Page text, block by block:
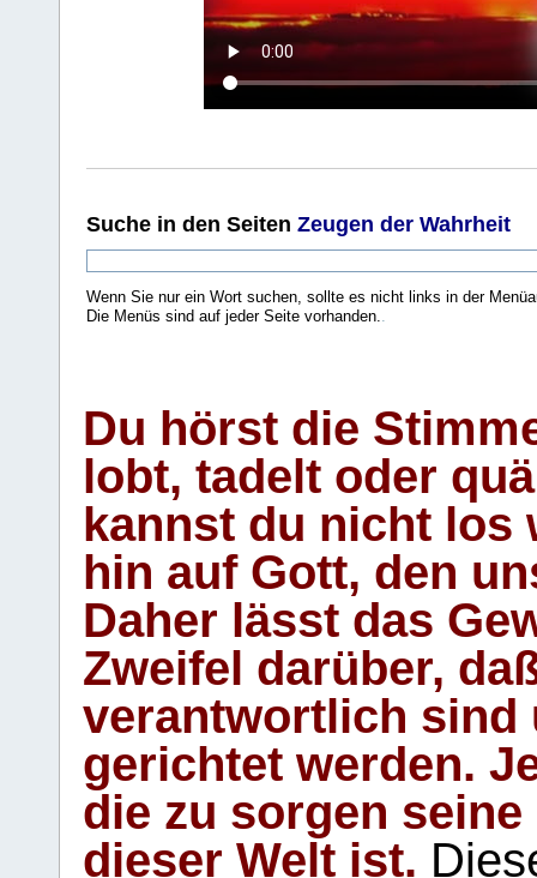
Suche in den Seiten Zeugen der Wahrheit
Wenn Sie nur ein Wort suchen, sollte es nicht links in der
Die Menüs sind auf jeder Seite vorhanden..
Du hörst die
lobt, tadelt oder
kannst du nicht los
hin auf Gott, den
Daher lässt das
Zweifel darüber,
verantwortlich sind
gerichtet werden.
die zu sorgen
dieser Welt ist.